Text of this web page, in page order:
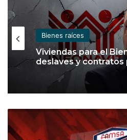
Bienes raíces
Viviendas para el
deslaves y contratos
B
a
n